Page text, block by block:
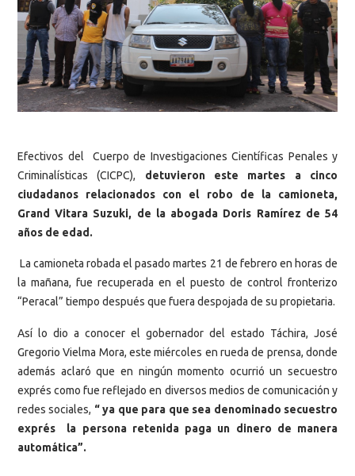
Efectivos del
Cuerpo de Investigaciones Científicas Penales y
Criminalísticas (CICPC), detuvieron este martes a cinco
ciudadanos relacionados con el robo de la camioneta,
Grand Vitara Suzuki, de la abogada Doris Ramírez de 54
años de edad.
La camioneta robada el pasado martes 21 de febrero en horas de
la mañana, fue recuperada en el puesto de control fronterizo
“Peracal” tiempo después que fuera despojada de su propietaria.
Así lo dio a conocer el gobernador del estado Táchira, José
Gregorio Vielma Mora, este miércoles en rueda de prensa, donde
además aclaró que en ningún momento ocurrió un secuestro
exprés como fue reflejado en diversos medios de comunicación y
redes sociales, “ ya que para que sea denominado secuestro
exprés la persona retenida paga un dinero de manera
automática”.